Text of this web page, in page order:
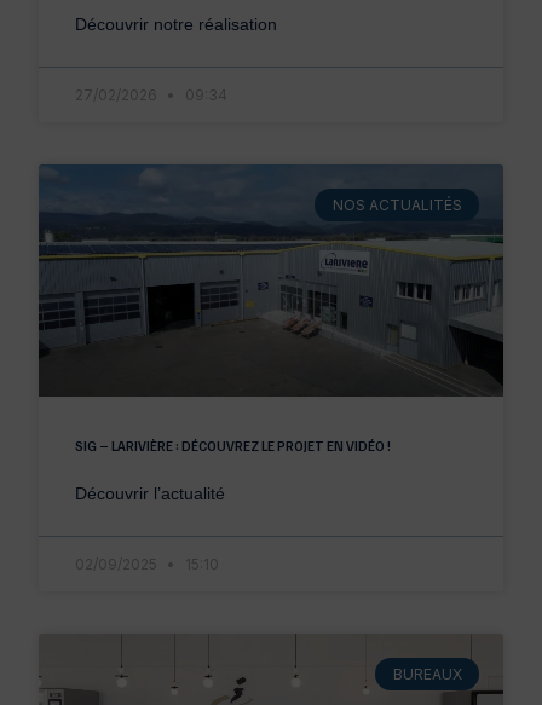
Découvrir notre réalisation
27/02/2026 09:34
NOS ACTUALITÉS
SIG – LARIVIÈRE : DÉCOUVREZ LE PROJET EN VIDÉO !
Découvrir l’actualité
02/09/2025 15:10
BUREAUX